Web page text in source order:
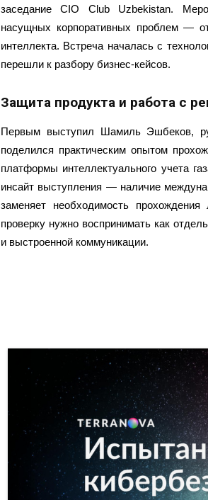
заседание CIO Club Uzbekistan.
насущных корпоративных проблем —
интеллекта. Встреча началась с
перешли к разбору бизнес-кейсов.
Защита продукта и работа с
Первым выступил Шамиль Эшбеков,
поделился практическим опытом
платформы интеллектуального учета
инсайт выступления — наличие
заменяет необходимость
проверку нужно воспринимать как
и выстроенной коммуникации.